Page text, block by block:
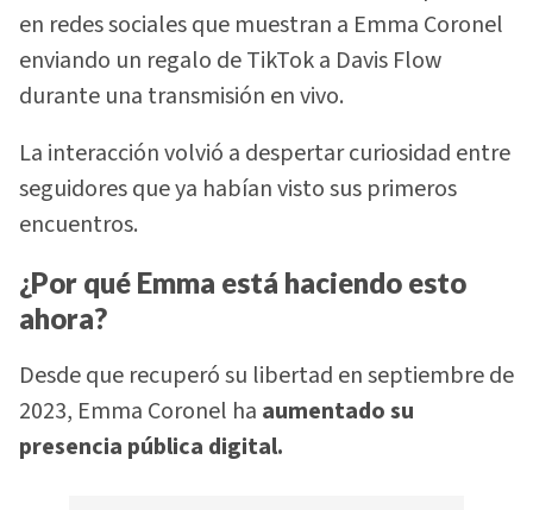
en redes sociales que muestran a Emma Coronel
enviando un regalo de TikTok a Davis Flow
durante una transmisión en vivo.
La interacción volvió a despertar curiosidad entre
seguidores que ya habían visto sus primeros
encuentros.
¿Por qué Emma está haciendo esto
ahora?
Desde que recuperó su libertad en septiembre de
2023, Emma Coronel ha aumentado su
presencia pública digital.